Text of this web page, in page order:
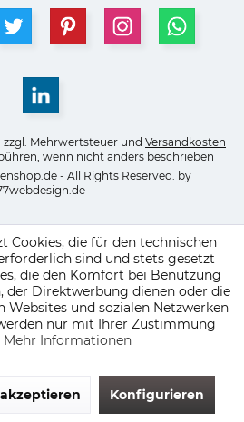
zzgl. Mehrwertsteuer und Versandkosten
wenn nicht anders beschrieben
- All Rights Reserved. by
Cookies, die für den technischen
sind und stets gesetzt
die den Komfort bei Benutzung
der Direktwerbung dienen oder die
und sozialen Netzwerken
nur mit Ihrer Zustimmung
Mehr Informationen
Konfigurieren